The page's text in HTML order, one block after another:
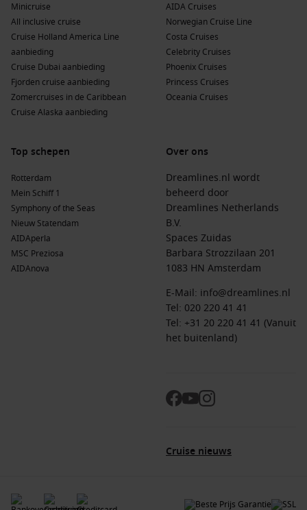
Voor wie is de Seascape ideaal?
Voor reizigers die houden van luxe, ontspanning,
entertainment en verkenning. Zowel gezinnen als stellen
vinden hier hun perfecte cruise.
Welke hut is het populairst?
comfort en aantrekkelijke prijs-kwaliteitverhouding.
Waar kan ik mijn reis boeken?
route aan boord van de
MSC Seascape.
Minicruise
All inclusive cruise
Cruise Holland America Line
aanbieding
Cruise Dubai aanbieding
Fjorden cruise aanbieding
Zomercruises in de Caribbean
Cruise Alaska aanbieding
AIDA Cruises
Norwegian Cruise Line
Costa Cruises
Celebrity Cruises
Phoenix Cruises
Princess Cruises
Oceania Cruises
Top schepen
Rotterdam
Mein Schiff 1
Symphony of the Seas
Nieuw Statendam
AIDAperla
MSC Preziosa
AIDAnova
Over ons
Dreamlines.nl wordt
beheerd door
Dreamlines Netherlands
B.V.
Spaces Zuidas
Barbara Strozzilaan 201
1083 HN Amsterdam
E-Mail: info@dreamlines.nl
Tel: 020 220 41 41
Tel: +31 20 220 41 41 (Vanuit
het buitenland)
Cruise nieuws